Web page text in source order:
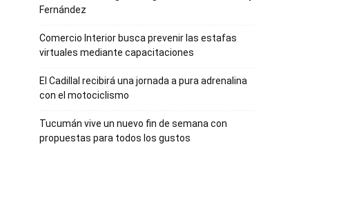
Fernández
Comercio Interior busca prevenir las estafas
virtuales mediante capacitaciones
El Cadillal recibirá una jornada a pura adrenalina
con el motociclismo
Tucumán vive un nuevo fin de semana con
propuestas para todos los gustos